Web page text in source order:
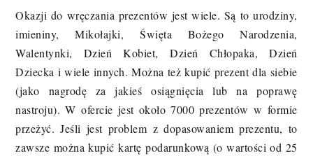
Okazji do wręczania prezentów jest wiele. Są to urodziny,
imieniny, Mikołajki, Święta Bożego Narodzenia,
Walentynki, Dzień Kobiet, Dzień Chłopaka, Dzień
Dziecka i wiele innych. Można też kupić prezent dla siebie
(jako nagrodę za jakieś osiągnięcia lub na poprawę
nastroju). W ofercie jest około 7000 prezentów w formie
przeżyć. Jeśli jest problem z dopasowaniem prezentu, to
zawsze można kupić kartę podarunkową (o wartości od 25